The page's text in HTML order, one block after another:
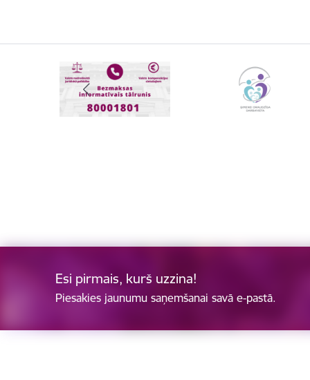
Esi pirmais, kurš uzzina!
Piesakies jaunumu saņemšanai savā e-pastā.